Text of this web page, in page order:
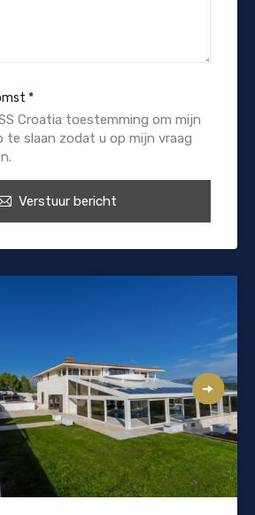
*
Croatia toestemming om mijn
te slaan zodat u op mijn vraag
Verstuur bericht